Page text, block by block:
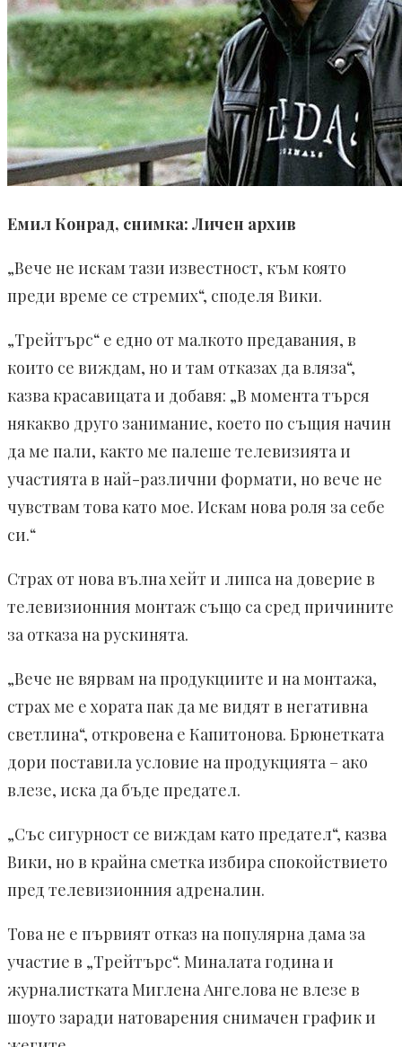
Емил Конрад, снимка: Личен архив
„Вече не искам тази известност, към която
преди време се стремих“, споделя Вики.
„Трейтърс“ е едно от малкото предавания, в
които се виждам, но и там отказах да вляза“,
казва красавицата и добавя: „В момента търся
някакво друго занимание, което по същия начин
да ме пали, както ме палеше телевизията и
участията в най-различни формати, но вече не
чувствам това като мое. Искам нова роля за себе
си.“
Страх от нова вълна хейт и липса на доверие в
телевизионния монтаж също са сред причините
за отказа на рускинята.
„Вече не вярвам на продукциите и на монтажа,
страх ме е хората пак да ме видят в негативна
светлина“, откровена е Капитонова. Брюнетката
дори поставила условие на продукцията – ако
влезе, иска да бъде предател.
„Със сигурност се виждам като предател“, казва
Вики, но в крайна сметка избира спокойствието
пред телевизионния адреналин.
Това не е първият отказ на популярна дама за
участие в „Трейтърс“. Миналата година и
журналистката Миглена Ангелова не влезе в
шоуто заради натоварения снимачен график и